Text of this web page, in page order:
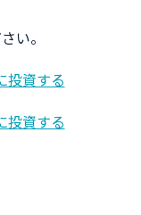
い。
投資する
投資する